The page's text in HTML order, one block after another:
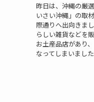
昨日は、沖縄の厳
いさい沖縄」の取
際通りへ出向きま
らしい雑貨などを
お土産品店があり
なってしまいまし